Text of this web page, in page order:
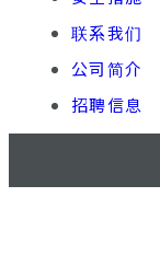
联系我们
公司简介
招聘信息